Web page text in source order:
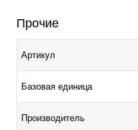
Прочие
Артикул
Базовая единица
Производитель